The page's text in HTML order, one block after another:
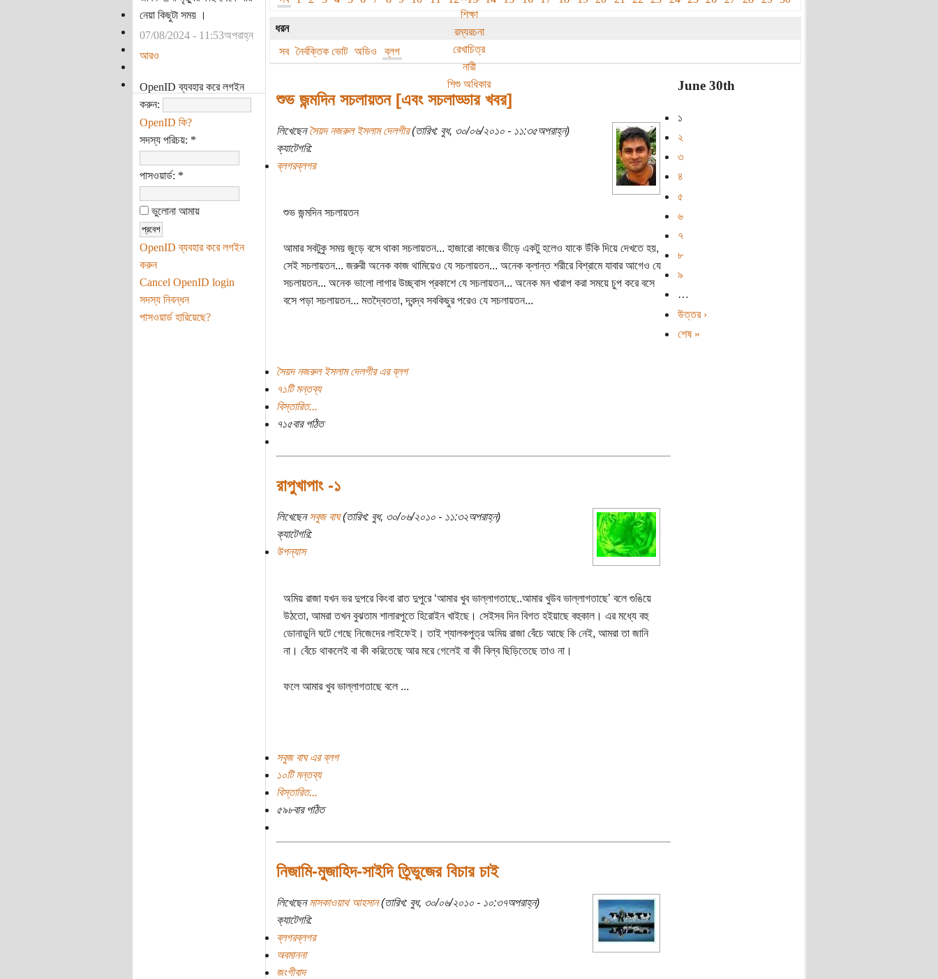
শিক্ষা
রম্যরচনা
রেখাচিত্র
নারী
শিশু অধিকার
নেয়া কিছুটা সময় ।
07/08/2024 - 11:53অপরাহ্ন
আরও
OpenID ব্যবহার করে লগইন
করুন:
OpenID কি?
সদস্য পরিচয়: *
পাসওয়ার্ড: *
ভুলোনা আমায়
OpenID ব্যবহার করে লগইন
করুন
Cancel OpenID login
সদস্য নিবন্ধন
পাসওয়ার্ড হারিয়েছে?
ধরন
সব
নৈর্বক্তিক ভোট অডিও ব্লগ
শুভ জন্মদিন সচলায়তন [এবং সচলাড্ডার খবর]
লিখেছেনসৈয়দ নজরুল ইসলাম দেলগীর(তারিখ: বুধ, ৩০/০৬/২০১০ - ১১:৩৫অপরাহ্ন)
ক্যাটেগরি:
ব্লগরব্লগর
শুভ জন্মদিন সচলায়তন
আমার সবটুকু সময় জুড়ে বসে থাকা সচলায়তন... হাজারো কাজের ভীড়ে একটু হলেও যাকে উঁকি দিয়ে দেখতে হয়,
সেই সচলায়তন... জরুরী অনেক কাজ থামিয়েও যে সচলায়তন... অনেক ক্লান্ত শরীরে বিশ্রামে যাবার আগেও যে
সচলায়তন... অনেক ভালো লাগার উচ্ছ্বাস প্রকাশে যে সচলায়তন... অনেক মন খারাপ করা সময়ে চুপ করে বসে
বসে পড়া সচলায়তন... মতদ্বৈততা, দ্বন্দ্ব সবকিছুর পরেও যে সচলায়তন...
সৈয়দ নজরুল ইসলাম দেলগীর এর ব্লগ
৭১টি মন্তব্য
বিস্তারিত...
৭১৫বার পঠিত
রাপুখাপাং -১
লিখেছেনসবুজ বাঘ(তারিখ: বুধ, ৩০/০৬/২০১০ - ১১:৩২অপরাহ্ন)
ক্যাটেগরি:
উপন্যাস
অমিয় রাজা যখন ভর দুপরে কিংবা রাত দুপুরে ‘আমার খুব ভাল্লাগতাছে..আমার খুউব ভাল্লাগতাছে’ বলে গুঙিয়ে
উঠতো, আমরা তখন বুঝতাম শালারপুতে হিরোইন খাইছে। সেইসব দিন বিগত হইয়াছে বহুকাল। এর মধ্যে বহু
ডোনাডুনি ঘটে গেছে নিজেদের লাইফেই। তাই শ্যালকপুত্র অমিয় রাজা বেঁচে আছে কি নেই, আমরা তা জানি
না। বেঁচে থাকলেই বা কী করিতেছে আর মরে গেলেই বা কী বিল্ব ছিড়িতেছে তাও না।
ফলে আমার খুব ভাল্লাগতাছে বলে ...
সবুজ বাঘ এর ব্লগ
১০টি মন্তব্য
বিস্তারিত...
৫৯৮বার পঠিত
নিজামি-মুজাহিদ-সাইদি ত্রি্ভুজের বিচার চাই
লিখেছেনমাসকাওয়াথ আহসান(তারিখ: বুধ, ৩০/০৬/২০১০ - ১০:৩৭অপরাহ্ন)
ক্যাটেগরি:
ব্লগরব্লগর
অবমাননা
জংগীবাদ
June 30th
১
২
৩
৪
৫
৬
৭
৮
৯
…
উত্তর ›
শেষ »